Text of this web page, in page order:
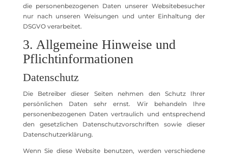
die personenbezogenen Daten unserer Websitebesucher
nur nach unseren Weisungen und unter Einhaltung der
DSGVO verarbeitet.
3. Allgemeine Hinweise und
Pflicht­informationen
Datenschutz
Die Betreiber dieser Seiten nehmen den Schutz Ihrer
persönlichen Daten sehr ernst. Wir behandeln Ihre
personenbezogenen Daten vertraulich und entsprechend
den gesetzlichen Datenschutzvorschriften sowie dieser
Datenschutzerklärung.
Wenn Sie diese Website benutzen, werden verschiedene